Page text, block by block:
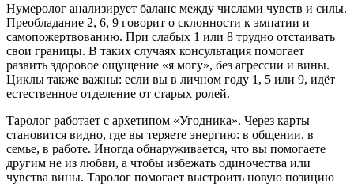
Нумеролог анализирует баланс между числами чувств и силы.
Преобладание 2, 6, 9 говорит о склонности к эмпатии и
самопожертвованию. При слабых 1 или 8 трудно отстаивать
свои границы. В таких случаях консультация помогает
развить здоровое ощущение «я могу», без агрессии и вины.
Циклы также важны: если вы в личном году 1, 5 или 9, идёт
естественное отделение от старых ролей.
Таролог работает с архетипом «Угодника». Через карты
становится видно, где вы теряете энергию: в общении, в
семье, в работе. Иногда обнаруживается, что вы помогаете
другим не из любви, а чтобы избежать одиночества или
чувства вины. Таролог помогает выстроить новую позицию